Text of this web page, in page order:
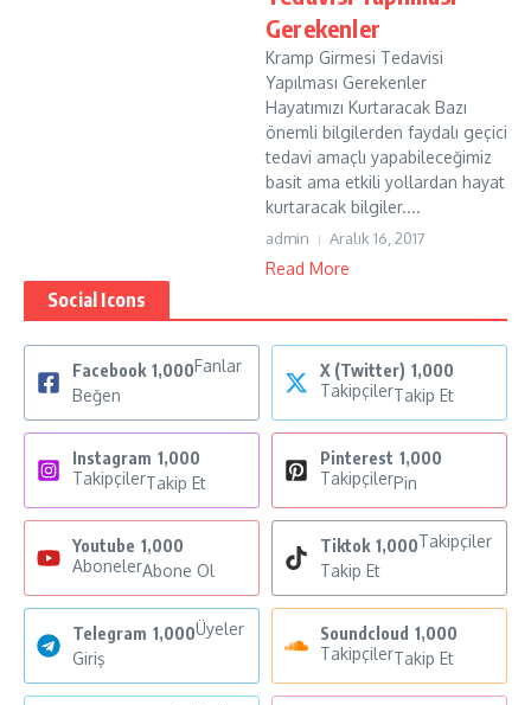
Gerekenler
Kramp Girmesi Tedavisi
Yapılması Gerekenler
Hayatımızı Kurtaracak Bazı
önemli bilgilerden faydalı geçici
tedavi amaçlı yapabileceğimiz
basit ama etkili yollardan hayat
kurtaracak bilgiler....
admin Aralık 16, 2017
Read More
Social Icons
Facebook 1,000Fanlar
Beğen
X (Twitter) 1,000
TakipçilerTakip Et
Instagram 1,000
TakipçilerTakip Et
Pinterest 1,000
TakipçilerPin
Youtube 1,000
AbonelerAbone Ol
Tiktok 1,000Takipçiler
Takip Et
Telegram 1,000Üyeler
Giriş
Soundcloud 1,000
TakipçilerTakip Et